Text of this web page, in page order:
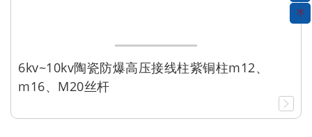
6kv~10kv陶瓷防爆高压接线柱紫铜柱m12、
m16、M20丝杆